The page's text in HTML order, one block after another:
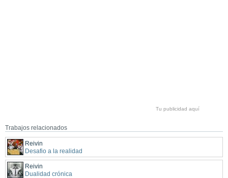
Tu publicidad aquí
Trabajos relacionados
Reivin
Desafio a la realidad
Reivin
Dualidad crónica